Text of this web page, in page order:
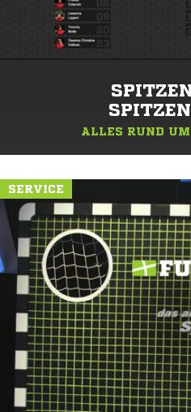
ALLES RUND
SERVICE